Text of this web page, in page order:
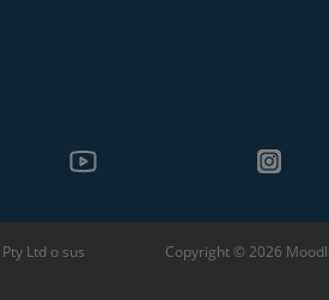
Ltd o sus
Copyright © 2026